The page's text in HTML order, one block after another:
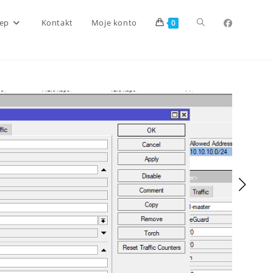
Kontakt Moje konto 0 Toggle